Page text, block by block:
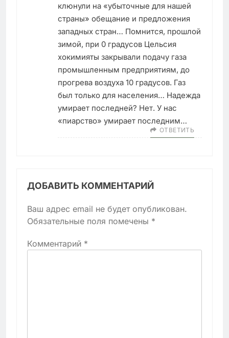
клюнули на «убыточные для нашей
страны» обещание и предложения
западных стран… Помнится, прошлой
зимой, при 0 градусов Цельсия
хокимияты закрывали подачу газа
промышленным предприятиям, до
прогрева воздуха 10 градусов. Газ
был только для населения… Надежда
умирает последней? Нет. У нас
«пиарство» умирает последним…
ОТВЕТИТЬ
ДОБАВИТЬ КОММЕНТАРИЙ
Ваш адрес email не будет опубликован.
Обязательные поля помечены *
Комментарий *